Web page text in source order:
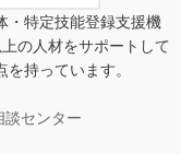
・特定技能登録支援機
の人材をサポートして
持っています。
談センター